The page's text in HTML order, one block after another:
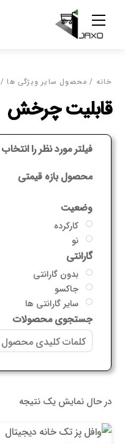
content
Menu
خانه / محصول سایر ویژگی ها
قابلیت چرخش
فیلتر مورد نظر را انتخاب
محصول بازه قیمتی
وضعیت
کارکرده
نو
گارانتی
بدون گارانتی
جاکسو
سایر گارانتی ها
جستجوی محصولات
در حال نمایش یک نتیجه